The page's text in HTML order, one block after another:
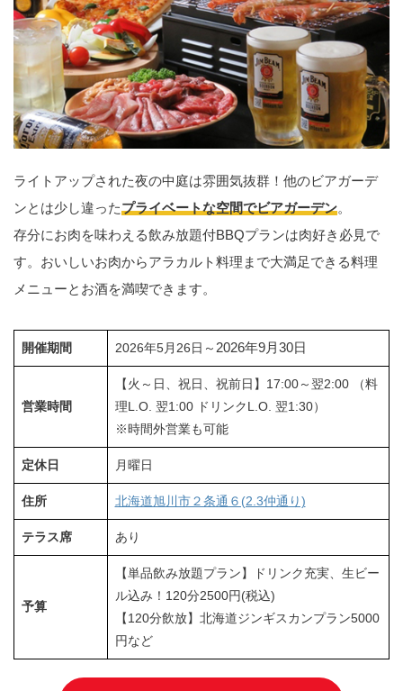
ライトアップされた夜の中庭は雰囲気抜群！他のビアガーデ
ンとは少し違ったプライベートな空間でビアガーデン。
存分にお肉を味わえる飲み放題付BBQプランは肉好き必見で
す。おいしいお肉からアラカルト料理まで大満足できる料理
メニューとお酒を満喫できます。
開催期間 2026年5月26日～ 2026年9月30日
営業時間
【火～日、祝日、祝前日】17:00～翌2:00 （料
理L.O. 翌1:00 ドリンクL.O. 翌1:30）
※時間外営業も可能
定休日 月曜日
住所 北海道旭川市２条通６(2.3仲通り)
テラス席 あり
予算
【単品飲み放題プラン】ドリンク充実、生ビー
ル込み！120分2500円(税込)
【120分飲放】北海道ジンギスカンプラン5000
円など